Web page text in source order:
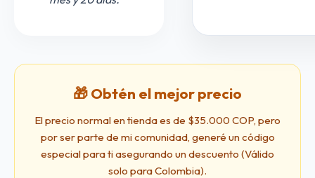
🎁 Obtén el mejor precio
El precio normal en tienda es de $35.000 COP, pero
por ser parte de mi comunidad, generé un código
especial para ti asegurando un descuento (Válido
solo para Colombia).